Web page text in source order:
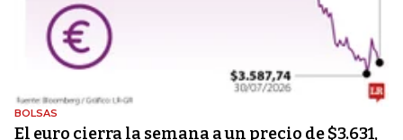
BOLSAS
El euro cierra la semana a un precio de $3.631,